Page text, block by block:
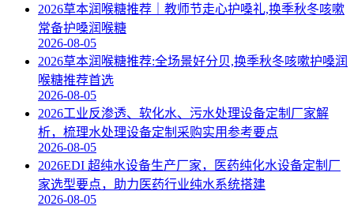
2026草本润喉糖推荐｜教师节走心护嗓礼,换季秋冬咳嗽
常备护嗓润喉糖
2026-08-05
2026草本润喉糖推荐:全场景好分贝,换季秋冬咳嗽护嗓润
喉糖推荐首选
2026-08-05
2026工业反渗透、软化水、污水处理设备定制厂家解
析，梳理水处理设备定制采购实用参考要点
2026-08-05
2026EDI 超纯水设备生产厂家，医药纯化水设备定制厂
家选型要点，助力医药行业纯水系统搭建
2026-08-05